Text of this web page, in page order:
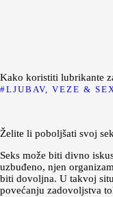
Kako koristiti lubrikante
LJUBAV, VEZE &
Želite li poboljšati svoj
Seks može biti divno
uzbuđeno, njen
biti dovoljna. U takvoj
povećanju zadovoljstva